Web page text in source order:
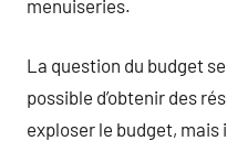
menuiseries.
La question du budget
possible d’obtenir des
exploser le budget,